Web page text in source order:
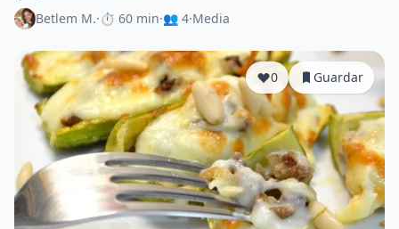
Betlem M.·⏱ 60 min·👥 4·Media
0 Guardar